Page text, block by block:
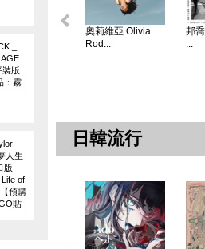
_
裝版
：霧
人生
版
of
預購
貼
奧莉維亞 Olivia
Rod...
邦
...
日韓流行